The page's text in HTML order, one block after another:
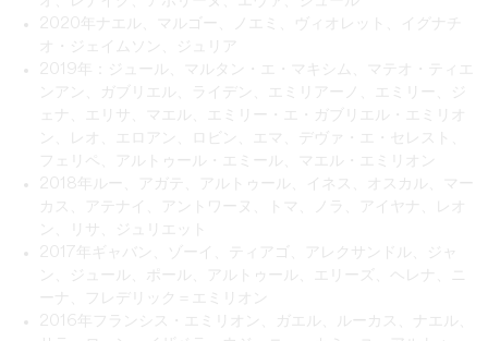
2020年ナエル、マルゴー、ノエミ、ヴィオレット、イグナチ
オ・ジェイムソン、ジュリア
2019年：ジュール、マルタン・エ・マキシム、マテオ・ティエ
ンアン、ガブリエル、ライデン、エミリアーノ、エミリー、ジ
ェナ、エリサ、マエル、エミリー・エ・ガブリエル・エミリオ
ン、レオ、エロアン、ロビン、エマ、デヴァ・エ・セレスト、
フェリペ、アルトゥール・エミール、マエル・エミリオン
2018年ルー、アガテ、アルトゥール、イネス、オスカル、マー
カス、アテナイ、アントワーヌ、トマ、ノラ、アイヤナ、レオ
ン、リサ、ジュリエット
2017年ギャバン、ゾーイ、ティアゴ、アレクサンドル、ジャ
ン、ジュール、ポール、アルトゥール、エリーズ、ヘレナ、ニ
ーナ、フレデリック＝エミリオン
2016年フランシス・エミリオン、ガエル、ルーカス、ナエル、